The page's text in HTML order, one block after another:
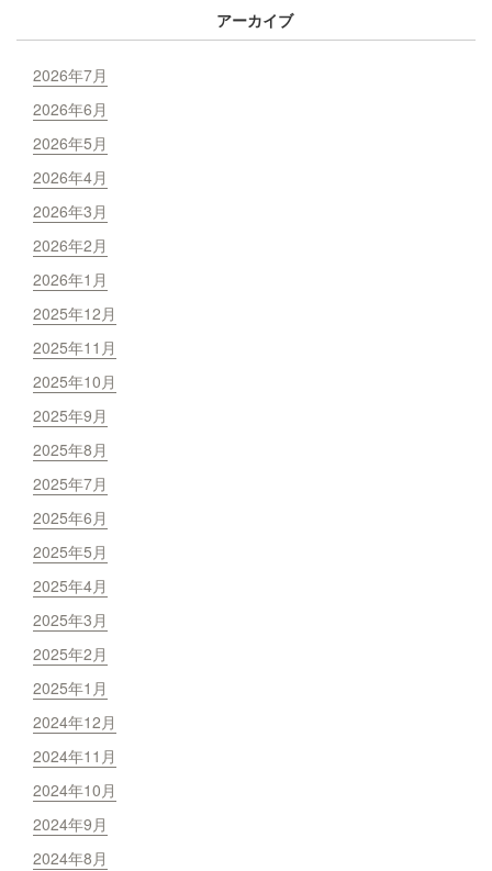
アーカイブ
2026年7月
2026年6月
2026年5月
2026年4月
2026年3月
2026年2月
2026年1月
2025年12月
2025年11月
2025年10月
2025年9月
2025年8月
2025年7月
2025年6月
2025年5月
2025年4月
2025年3月
2025年2月
2025年1月
2024年12月
2024年11月
2024年10月
2024年9月
2024年8月